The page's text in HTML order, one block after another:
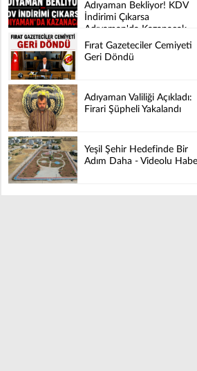
Adıyaman Bekliyor! KDV
İndirimi Çıkarsa
Adıyaman'da Kazanacak
Fırat Gazeteciler Cemiyeti
Geri Döndü
Adıyaman Valiliği Açıkladı:
Firari Şüpheli Yakalandı
Yeşil Şehir Hedefinde Bir
Adım Daha - Videolu